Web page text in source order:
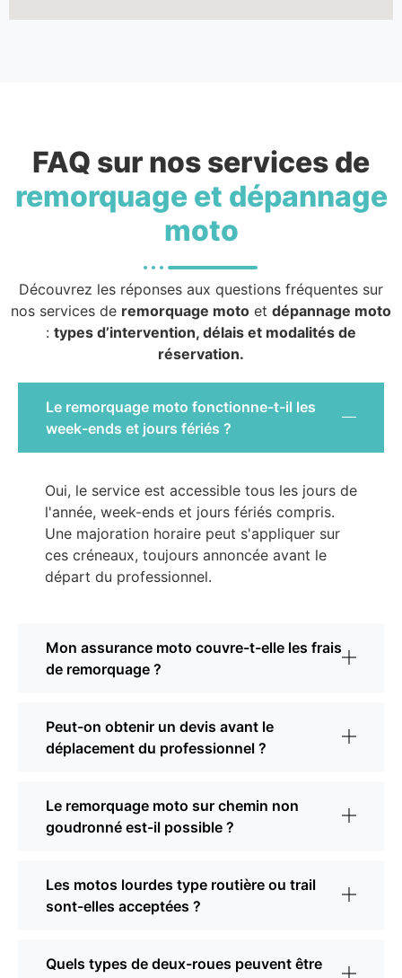
FAQ sur nos services de
remorquage et dépannage
moto
Découvrez les réponses aux questions fréquentes sur
nos services de remorquage moto et dépannage moto
: types d’intervention, délais et modalités de
réservation.
Le remorquage moto fonctionne-t-il les
week-ends et jours fériés ?
Oui, le service est accessible tous les jours de
l'année, week-ends et jours fériés compris.
Une majoration horaire peut s'appliquer sur
ces créneaux, toujours annoncée avant le
départ du professionnel.
Mon assurance moto couvre-t-elle les frais
de remorquage ?
Peut-on obtenir un devis avant le
déplacement du professionnel ?
Le remorquage moto sur chemin non
goudronné est-il possible ?
Les motos lourdes type routière ou trail
sont-elles acceptées ?
Quels types de deux-roues peuvent être